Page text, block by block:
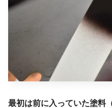
最初は前に入っていた塗料